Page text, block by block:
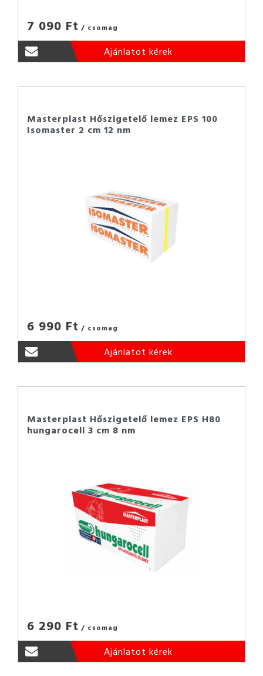
7 090 Ft / csomag
Ajánlatot kérek
Masterplast Hőszigetelő lemez EPS 100
Isomaster 2 cm 12 nm
6 990 Ft / csomag
Ajánlatot kérek
Masterplast Hőszigetelő lemez EPS H80
hungarocell 3 cm 8 nm
6 290 Ft / csomag
Ajánlatot kérek